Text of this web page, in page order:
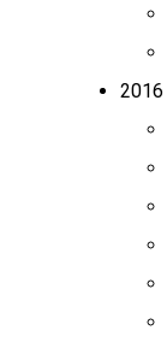
2016